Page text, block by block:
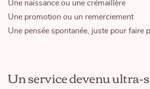
Une naissance ou une crémaillère
Une promotion ou un remerciement
Une pensée spontanée, juste pour faire
Un service devenu ultra-